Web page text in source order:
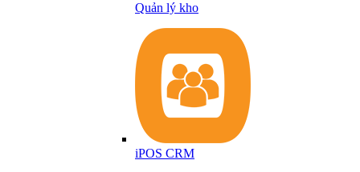
Quản lý kho
iPOS CRM